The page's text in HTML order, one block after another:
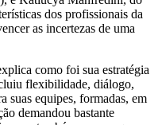
dos profissionais da
as incertezas de uma
como foi sua estratégia
flexibilidade, diálogo,
suas equipes, formadas, em
demandou bastante